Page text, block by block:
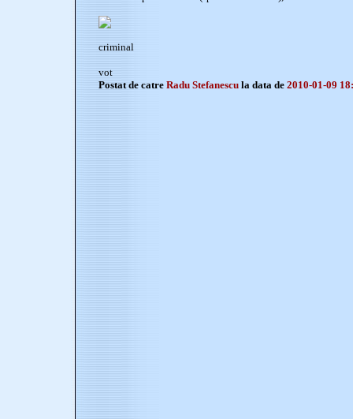
criminal
vot
Postat de catre Radu Stefanescu la data de 2010-01-09